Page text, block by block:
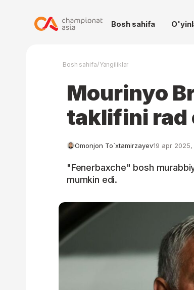
Bosh sahifa
Bosh sahifa/Yangiliklar
Mourinyo
taklifini rad
Omonjon To`xtamirzayev19 apr 2025,
"Fenerbaxche" bosh
mumkin edi.